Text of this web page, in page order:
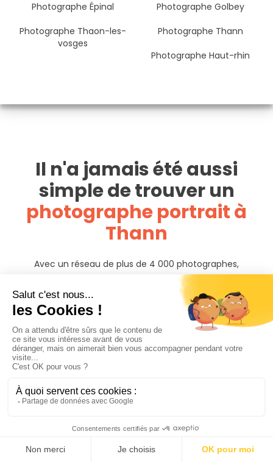
Photographe Épinal
Photographe Golbey
Photographe Thaon-les-
vosges
Photographe Thann
Photographe Haut-rhin
Il n'a jamais été aussi
simple de trouver un
photographe portrait à
Thann
Avec un réseau de plus de 4 000 photographes,
PhotoPresta est présent dans toute la France. Cherchez,
comparez parmi toutes les offres disponibles autour du lieu
de votre portrait et évitez de payer des frais de
déplacements.
Regardez les portfolios des photographes et assurez-vous
que leur style est en adéquation avec vos attentes.
photographe est en adéquation avec votre budget. Lisez
les commentaires et les avis des clients, cela peut vous
donner une idée de la qualité du travail du photographe et
photographes qui vous intéressent pour discuter de vos